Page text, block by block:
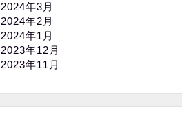
2024年3月
2024年2月
2024年1月
2023年12月
2023年11月